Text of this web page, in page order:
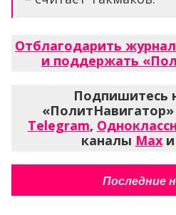
Отблагодарить
и поддержать
Подпишитесь
Telegram,
каналы Max и
Последние